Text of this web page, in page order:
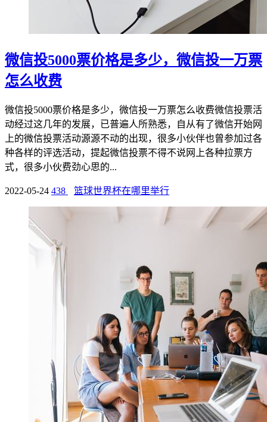
微信投5000票价格是多少，微信投一万票
怎么收费
微信投5000票价格是多少，微信投一万票怎么收费微信投票活
动经过这几年的发展，已普遍人所熟悉，自从有了微信开始网
上的微信投票活动源源不动的出现，很多小伙伴也曾参加过各
种各样的评选活动，提起微信投票不得不说网上各种拉票方
式，很多小伙费劲心思的...
2022-05-24 438 篮球世界杯在哪里举行